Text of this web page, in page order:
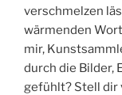
verschmelzen
wärmenden
mir,
durch die Bilder,
gefühlt? Stell dir